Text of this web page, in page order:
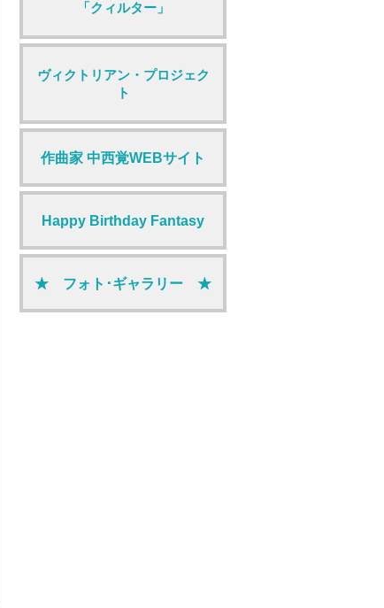
「クィルター」
ヴィクトリアン・プロジェク
ト
作曲家 中西覚WEBサイト
Happy Birthday Fantasy
★ フォト･ギャラリー ★